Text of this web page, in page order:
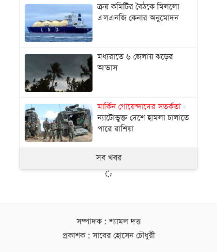
ক্রয় কমিটির বৈঠকে মিললো
এলএনজি কেনার অনুমোদন
মধ্যরাতে ৬ জেলায় ঝড়ের
আভাস
মার্কিন গোয়েন্দাদের সতর্কতা
ন্যাটোভুক্ত দেশে হামলা চালাতে
পারে রাশিয়া
সব খবর
সম্পাদক : শ্যামল দত্ত
প্রকাশক : সাবের হোসেন চৌধুরী